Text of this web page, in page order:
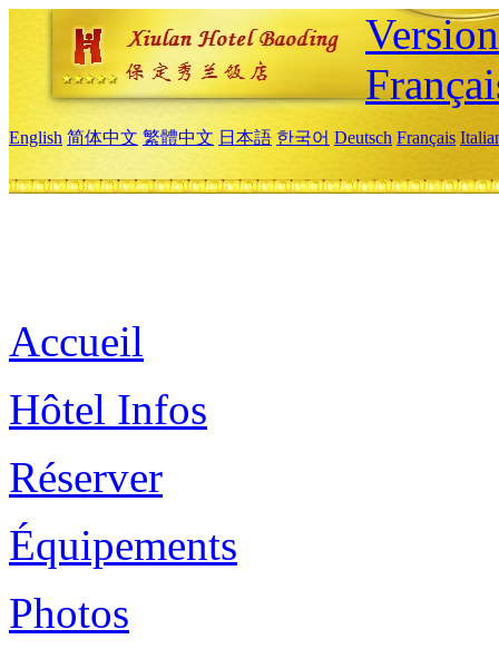
English 简体中文 繁體中文 日本語 한국어 Deutsch Français
Accueil
Hôtel Infos
Réserver
Équipements
Photos